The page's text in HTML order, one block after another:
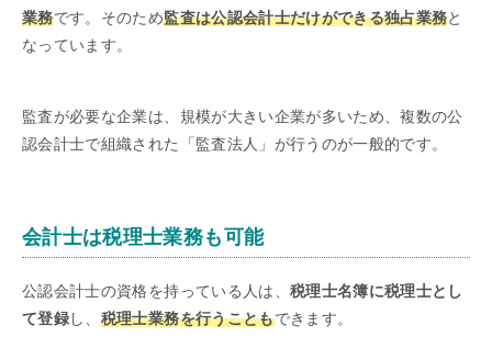
業務です。そのため監査は公認会計士だけができる独占業務と
なっています。
監査が必要な企業は、規模が大きい企業が多いため、複数の公
認会計士で組織された「監査法人」が行うのが一般的です。
会計士は税理士業務も可能
公認会計士の資格を持っている人は、 税理士名簿に税理士とし
て登録し、 税理士業務を行うこともできます。